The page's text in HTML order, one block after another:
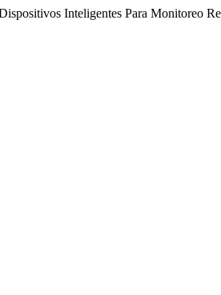
Inteligentes Para Monitoreo